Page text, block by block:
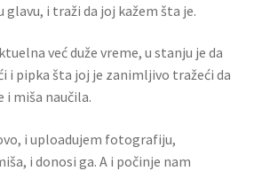
glavu, i traži da joj kažem šta je.
već duže vreme, u stanju je da
i pipka šta joj je zanimljivo tražeći da
i miša naučila.
i uploadujem fotografiju,
i donosi ga. A i počinje nam